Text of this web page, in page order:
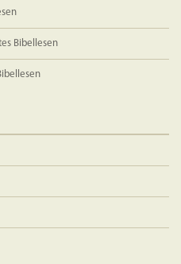
Bibellesen